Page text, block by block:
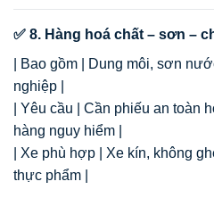
✅ 8. Hàng hoá chất – sơn –
| Bao gồm | Dung môi, sơn
nghiệp |
| Yêu cầu | Cần phiếu an toàn
hàng nguy hiểm |
| Xe phù hợp | Xe kín, không
thực phẩm |